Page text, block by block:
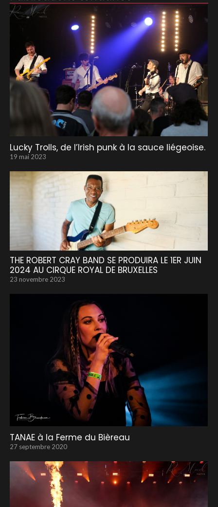
Lucky Trolls, de l’Irish punk à la sauce liégeoise.
19 mai 2023
THE ROBERT CRAY BAND SE PRODUIRA LE 1ER JUIN
2024 AU CIRQUE ROYAL DE BRUXELLES
23 novembre 2023
TANAE à la Ferme du Bièreau
27 septembre 2020